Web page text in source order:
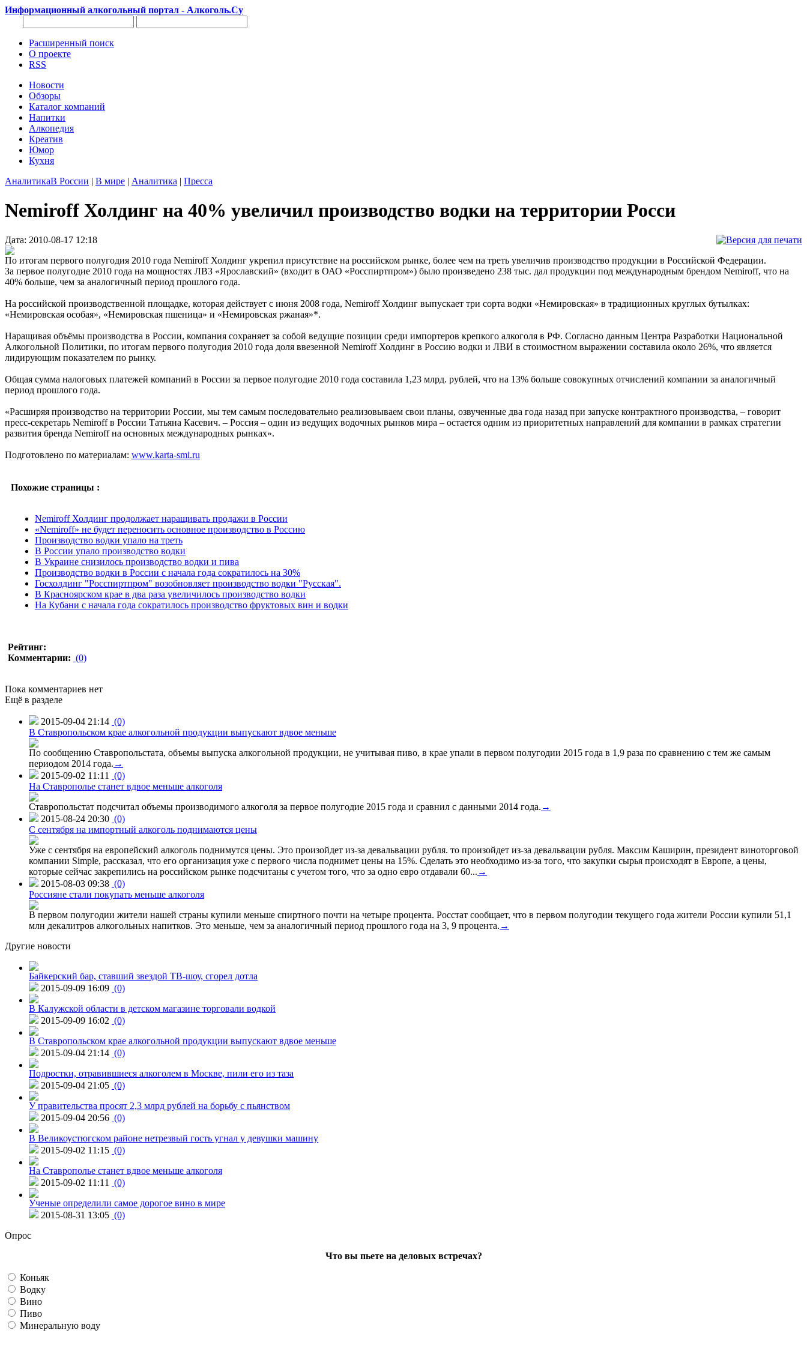
Информационный алкогольный портал - Алкоголь.Су
Расширенный поиск
О проекте
RSS
Новости
Обзоры
Каталог компаний
Напитки
Алкопедия
Креатив
Юмор
Кухня
АналитикаВ России | В мире | Аналитика | Пресса
Nemiroff Холдинг на 40% увеличил производство водки на территории Росси
Дата: 2010-08-17 12:18
По итогам первого полугодия 2010 года Nemiroff Холдинг укрепил присутствие на российском рынке, более чем на треть увеличив производство продукции в Российской Федерации.
За первое полугодие 2010 года на мощностях ЛВЗ «Ярославский» (входит в ОАО «Росспиртпром») было произведено 238 тыс. дал продукции под международным брендом Nemiroff, что на
40% больше, чем за аналогичный период прошлого года.
На российской производственной площадке, которая действует с июня 2008 года, Nemiroff Холдинг выпускает три сорта водки «Немировская» в традиционных круглых бутылках:
«Немировская особая», «Немировская пшеница» и «Немировская ржаная»*.
Наращивая объёмы производства в России, компания сохраняет за собой ведущие позиции среди импортеров крепкого алкоголя в РФ. Согласно данным Центра Разработки Национальной
Алкогольной Политики, по итогам первого полугодия 2010 года доля ввезенной Nemiroff Холдинг в Россию водки и ЛВИ в стоимостном выражении составила около 26%, что является
лидирующим показателем по рынку.
Общая сумма налоговых платежей компаний в России за первое полугодие 2010 года составила 1,23 млрд. рублей, что на 13% больше совокупных отчислений компании за аналогичный
период прошлого года.
«Расширяя производство на территории России, мы тем самым последовательно реализовываем свои планы, озвученные два года назад при запуске контрактного производства, – говорит
пресс-секретарь Nemiroff в России Татьяна Касевич. – Россия – один из ведущих водочных рынков мира – остается одним из приоритетных направлений для компании в рамках стратегии
развития бренда Nemiroff на основных международных рынках».
Подготовлено по материалам: www.karta-smi.ru
Похожие страницы :
Nemiroff Холдинг продолжает наращивать продажи в России
«Nemiroff» не будет переносить основное производство в Россию
Производство водки упало на треть
В России упало производство водки
В Украине снизилось производство водки и пива
Производство водки в России с начала года сократилось на 30%
Госхолдинг "Росспиртпром" возобновляет производство водки "Русская".
В Красноярском крае в два раза увеличилось производство водки
На Кубани с начала года сократилось производство фруктовых вин и водки
Рейтинг:
Комментарии: (0)
Пока комментариев нет
Ещё в разделе
2015-09-04 21:14 (0)
В Ставропольском крае алкогольной продукции выпускают вдвое меньше
По сообщению Ставропольстата, объемы выпуска алкогольной продукции, не учитывая пиво, в крае упали в первом полугодии 2015 года в 1,9 раза по сравнению с тем же самым
периодом 2014 года. →
2015-09-02 11:11
(0)
На Ставрополье станет вдвое меньше алкоголя
Ставропольстат подсчитал объемы производимого алкоголя за первое полугодие 2015 года и сравнил с данными 2014 года. →
2015-08-24 20:30 (0)
C сентября на импортный алкоголь поднимаются цены
Уже с сентября на европейский алкоголь поднимутся цены. Это произойдет из-за девальвации рубля. то произойдет из-за девальвации рубля. Максим Каширин, президент виноторговой
компании Simple, рассказал, что его организация уже с первого числа поднимет цены на 15%. Сделать это необходимо из-за того, что закупки сырья происходят в Европе, а цены,
которые сейчас закрепились на российском рынке подсчитаны с учетом того, что за одно евро отдавали 60... →
2015-08-03 09:38 (0)
Россияне стали покупать меньше алкоголя
В первом полугодии жители нашей страны купили меньше спиртного почти на четыре процента. Росстат сообщает, что в первом полугодии текущего года жители России купили 51,1
млн декалитров алкогольных напитков. Это меньше, чем за аналогичный период прошлого года на 3, 9 процента. →
Другие новости
Байкерский бар, ставший звездой ТВ-шоу, сгорел дотла
2015-09-09 16:09 (0)
В Калужской области в детском магазине торговали водкой
2015-09-09 16:02 (0)
В Ставропольском крае алкогольной продукции выпускают вдвое меньше
2015-09-04 21:14 (0)
Подростки, отравившиеся алкоголем в Москве, пили его из таза
2015-09-04 21:05 (0)
У правительства просят 2,3 млрд рублей на борьбу с пьянством
2015-09-04 20:56 (0)
В Великоустюгском районе нетрезвый гость угнал у девушки машину
2015-09-02 11:15 (0)
На Ставрополье станет вдвое меньше алкоголя
2015-09-02 11:11
(0)
Ученые определили самое дорогое вино в мире
2015-08-31 13:05 (0)
Опрос
Что вы пьете на деловых встречах?
Коньяк
Водку
Вино
Пиво
Минеральную воду